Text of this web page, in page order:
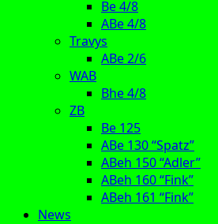
Be 4/8
ABe 4/8
Travys
ABe 2/6
WAB
Bhe 4/8
ZB
Be 125
ABe 130 “Spatz”
ABeh 150 “Adler”
ABeh 160 “Fink”
ABeh 161 “Fink”
News